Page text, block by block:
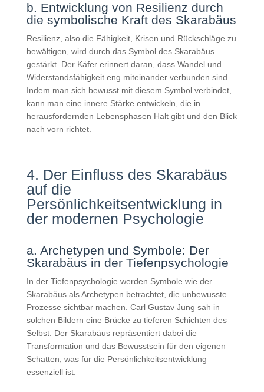
b. Entwicklung von Resilienz durch
die symbolische Kraft des Skarabäus
Resilienz, also die Fähigkeit, Krisen und Rückschläge zu
bewältigen, wird durch das Symbol des Skarabäus
gestärkt. Der Käfer erinnert daran, dass Wandel und
Widerstandsfähigkeit eng miteinander verbunden sind.
Indem man sich bewusst mit diesem Symbol verbindet,
kann man eine innere Stärke entwickeln, die in
herausfordernden Lebensphasen Halt gibt und den Blick
nach vorn richtet.
4. Der Einfluss des Skarabäus
auf die
Persönlichkeitsentwicklung in
der modernen Psychologie
a. Archetypen und Symbole: Der
Skarabäus in der Tiefenpsychologie
In der Tiefenpsychologie werden Symbole wie der
Skarabäus als Archetypen betrachtet, die unbewusste
Prozesse sichtbar machen. Carl Gustav Jung sah in
solchen Bildern eine Brücke zu tieferen Schichten des
Selbst. Der Skarabäus repräsentiert dabei die
Transformation und das Bewusstsein für den eigenen
Schatten, was für die Persönlichkeitsentwicklung
essenziell ist.